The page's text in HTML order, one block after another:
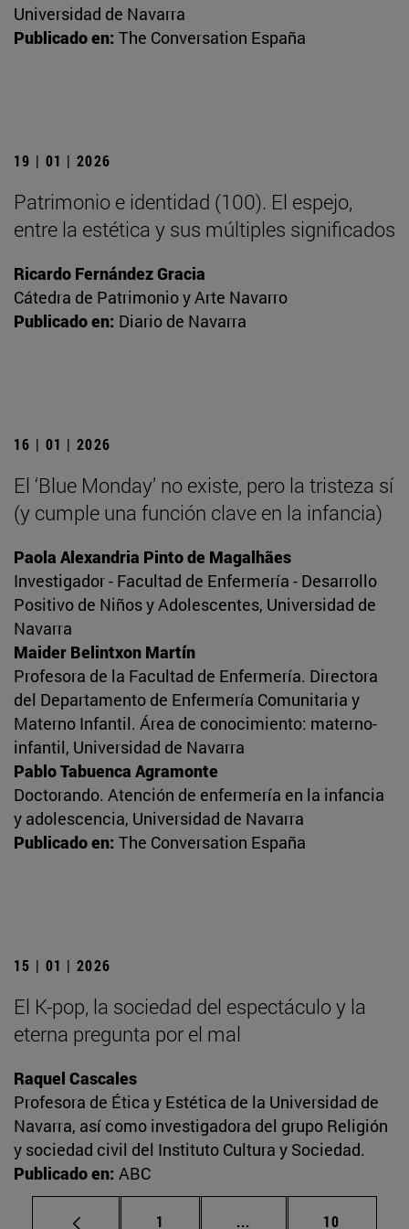
Universidad de Navarra
Publicado en: The Conversation España
19 | 01 | 2026
Patrimonio e identidad (100). El espejo,
entre la estética y sus múltiples significados
Ricardo Fernández Gracia
Cátedra de Patrimonio y Arte Navarro
Publicado en: Diario de Navarra
16 | 01 | 2026
El ‘Blue Monday’ no existe, pero la tristeza sí
(y cumple una función clave en la infancia)
Paola Alexandria Pinto de Magalhães
Investigador - Facultad de Enfermería - Desarrollo
Positivo de Niños y Adolescentes, Universidad de
Navarra
Maider Belintxon Martín
Profesora de la Facultad de Enfermería. Directora
del Departamento de Enfermería Comunitaria y
Materno Infantil. Área de conocimiento: materno-
infantil, Universidad de Navarra
Pablo Tabuenca Agramonte
Doctorando. Atención de enfermería en la infancia
y adolescencia, Universidad de Navarra
Publicado en: The Conversation España
15 | 01 | 2026
El K-pop, la sociedad del espectáculo y la
eterna pregunta por el mal
Raquel Cascales
Profesora de Ética y Estética de la Universidad de
Navarra, así como investigadora del grupo Religión
y sociedad civil del Instituto Cultura y Sociedad.
Publicado en: ABC
Página
1 ... Páginas intermedias
Página
10